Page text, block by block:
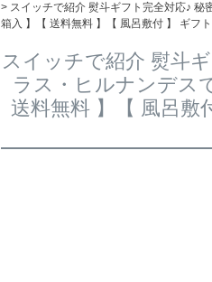
スイッチで紹介 熨斗ギフト完全対応♪
箱入 】【 送料無料 】【 風呂敷付 】 ギフ
スイッチで紹介 熨斗
ラス・ヒルナンデス
送料無料 】【 風呂